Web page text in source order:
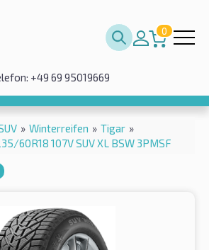
0
+49 69 95019669
» Winterreifen » Tigar »
60R18 107V SUV XL BSW 3PMSF